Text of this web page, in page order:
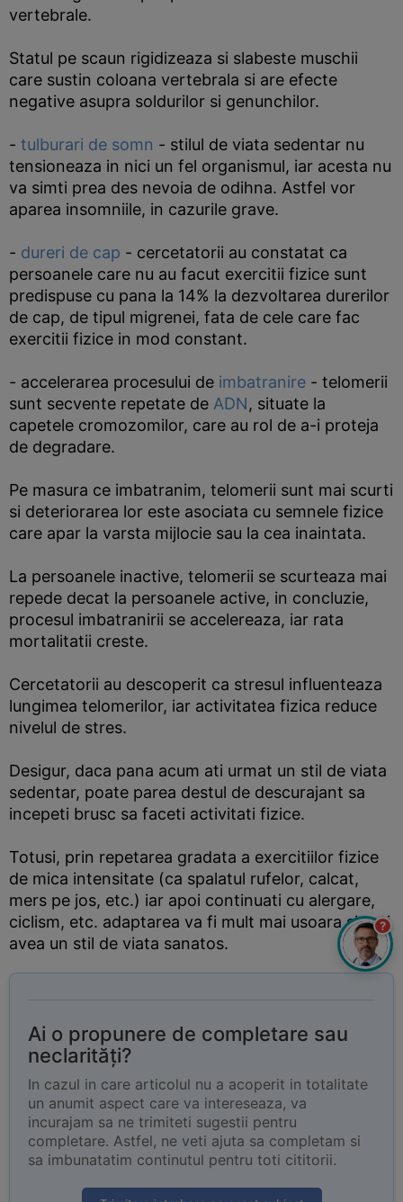
vertebrale.
Statul pe scaun rigidizeaza si slabeste muschii
care sustin coloana vertebrala si are efecte
negative asupra soldurilor si genunchilor.
- tulburari de somn - stilul de viata sedentar nu
tensioneaza in nici un fel organismul, iar acesta nu
va simti prea des nevoia de odihna. Astfel vor
aparea insomniile, in cazurile grave.
- dureri de cap - cercetatorii au constatat ca
persoanele care nu au facut exercitii fizice sunt
predispuse cu pana la 14% la dezvoltarea durerilor
de cap, de tipul migrenei, fata de cele care fac
exercitii fizice in mod constant.
- accelerarea procesului de imbatranire - telomerii
sunt secvente repetate de ADN, situate la
capetele cromozomilor, care au rol de a-i proteja
de degradare.
Pe masura ce imbatranim, telomerii sunt mai scurti
si deteriorarea lor este asociata cu semnele fizice
care apar la varsta mijlocie sau la cea inaintata.
La persoanele inactive, telomerii se scurteaza mai
repede decat la persoanele active, in concluzie,
procesul imbatranirii se accelereaza, iar rata
mortalitatii creste.
Cercetatorii au descoperit ca stresul influenteaza
lungimea telomerilor, iar activitatea fizica reduce
nivelul de stres.
Desigur, daca pana acum ati urmat un stil de viata
sedentar, poate parea destul de descurajant sa
incepeti brusc sa faceti activitati fizice.
Totusi, prin repetarea gradata a exercitiilor fizice
de mica intensitate (ca spalatul rufelor, calcat,
mers pe jos, etc.) iar apoi continuati cu alergare,
ciclism, etc. adaptarea va fi mult mai usoara si veti
avea un stil de viata sanatos.
Ai o propunere de completare sau
neclarități?
In cazul in care articolul nu a acoperit in totalitate
un anumit aspect care va intereseaza, va
incurajam sa ne trimiteti sugestii pentru
completare. Astfel, ne veti ajuta sa completam si
sa imbunatatim continutul pentru toti cititorii.
?